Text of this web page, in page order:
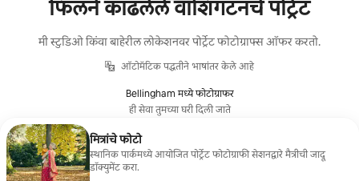
फिलने काढलेले वॉशिंगटनचे पोर्ट्रेट
मी स्टुडिओ किंवा बाहेरील लोकेशनवर पोर्ट्रेट फोटोग्राफ्स ऑफर करतो.
ऑटोमॅटिक पद्धतीने भाषांतर केले आहे
Bellingham मध्ये फोटोग्राफर
ही सेवा तुमच्या घरी दिली जाते
मित्रांचे फोटो
स्थानिक पार्कमध्ये आयोजित पोर्ट्रेट फोटोग्राफी सेशनद्वारे मैत्रीची जादू
डॉक्युमेंट करा.